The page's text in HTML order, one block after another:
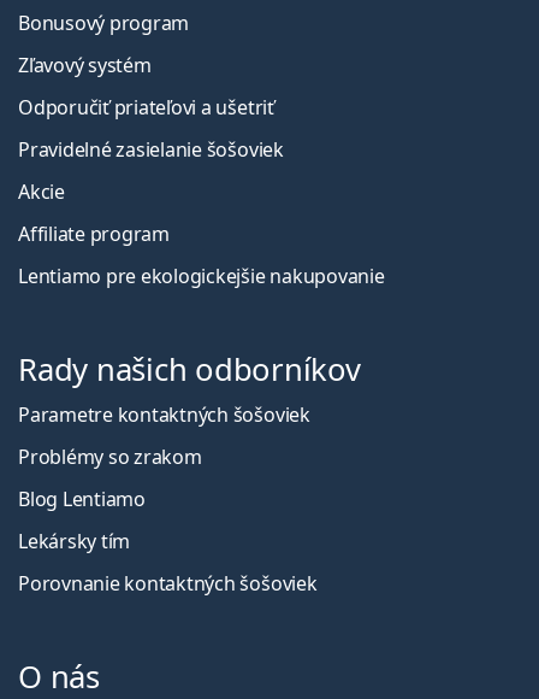
Bonusový program
Zľavový systém
Odporučiť priateľovi a ušetriť
Pravidelné zasielanie šošoviek
Akcie
Affiliate program
Lentiamo pre ekologickejšie nakupovanie
Rady našich odborníkov
Parametre kontaktných šošoviek
Problémy so zrakom
Blog Lentiamo
Lekársky tím
Porovnanie kontaktných šošoviek
O nás